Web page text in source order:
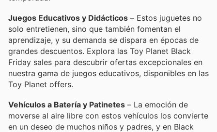
Juegos Educativos y Didácticos – Estos juguetes no
solo entretienen, sino que también fomentan el
aprendizaje, y su demanda se dispara en épocas de
grandes descuentos. Explora las Toy Planet Black
Friday sales para descubrir ofertas excepcionales en
nuestra gama de juegos educativos, disponibles en las
Toy Planet offers.
Vehículos a Batería y Patinetes – La emoción de
moverse al aire libre con estos vehículos los convierte
en un deseo de muchos niños y padres, y en Black